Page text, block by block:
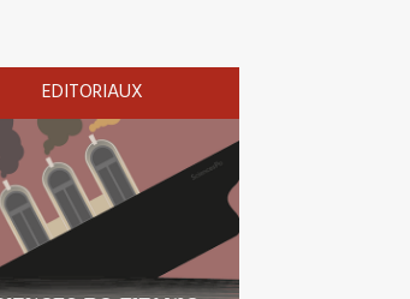
EDITORIAUX